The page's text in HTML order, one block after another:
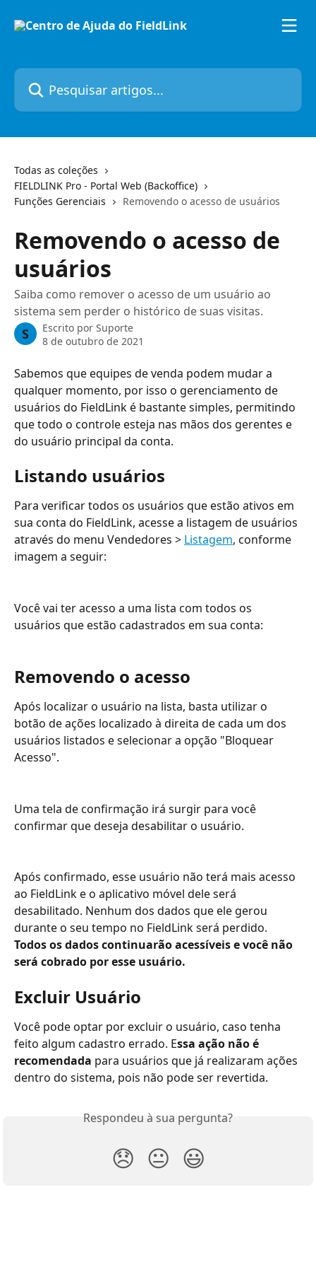
Pesquisar artigos...
Todas as coleções
FIELDLINK Pro - Portal Web (Backoffice)
Funções Gerenciais
Removendo o acesso de usuários
Removendo o acesso de
usuários
Saiba como remover o acesso de um usuário ao
sistema sem perder o histórico de suas visitas.
S Escrito por Suporte
8 de outubro de 2021
Sabemos que equipes de venda podem mudar a
qualquer momento, por isso o gerenciamento de
usuários do FieldLink é bastante simples, permitindo
que todo o controle esteja nas mãos dos gerentes e
do usuário principal da conta.
Listando usuários
Para verificar todos os usuários que estão ativos em
sua conta do FieldLink, acesse a listagem de usuários
através do menu Vendedores > Listagem, conforme
imagem a seguir:
Você vai ter acesso a uma lista com todos os
usuários que estão cadastrados em sua conta:
Removendo o acesso
Após localizar o usuário na lista, basta utilizar o
botão de ações localizado à direita de cada um dos
usuários listados e selecionar a opção "Bloquear
Acesso".
Uma tela de confirmação irá surgir para você
confirmar que deseja desabilitar o usuário.
Após confirmado, esse usuário não terá mais acesso
ao FieldLink e o aplicativo móvel dele será
desabilitado. Nenhum dos dados que ele gerou
durante o seu tempo no FieldLink será perdido.
Todos os dados continuarão acessíveis e você não
será cobrado por esse usuário.
Excluir Usuário
Você pode optar por excluir o usuário, caso tenha
feito algum cadastro errado. Essa ação não é
recomendada para usuários que já realizaram ações
dentro do sistema, pois não pode ser revertida.
Respondeu à sua pergunta?
😞 😐 😃